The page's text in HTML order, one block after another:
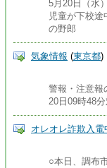
5月20日（水
児童が下校
の野郎
気象情報 (東京都)
警報・注意報
20日09時48
オレオレ詐欺入電
○本日、調布